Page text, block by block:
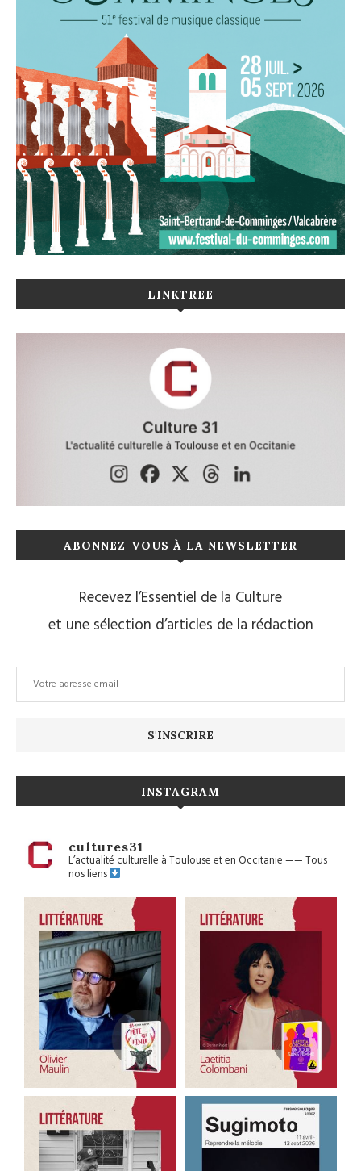
LINKTREE
ABONNEZ-VOUS À LA NEWSLETTER
Recevez l’Essentiel de la Culture
et une sélection d’articles de la rédaction
INSTAGRAM
cultures31
L’actualité culturelle à Toulouse et en Occitanie——Tous
nos liens